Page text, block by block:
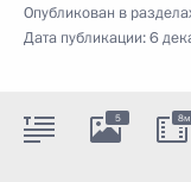
Опубликован в
Дата публикации:6
5 8м